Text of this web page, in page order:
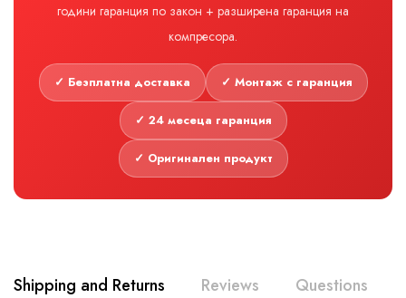
години гаранция по закон + разширена гаранция на
компресора.
✓ Безплатна доставка ✓ Монтаж с гаранция
✓ 24 месеца гаранция
✓ Оригинален продукт
Shipping and Returns Reviews Questions